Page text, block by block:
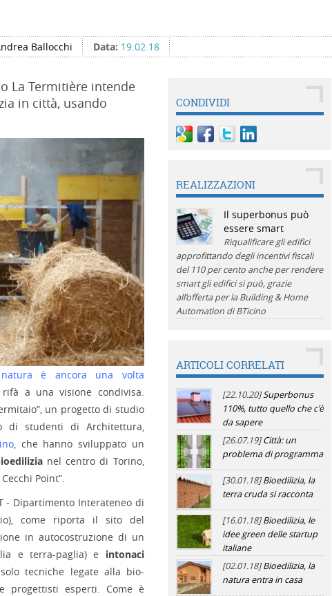
Ballocchi Data: 19.02.18
La Termitière intende
in città, usando
natura è ancora una volta
a una visione condivisa.
un progetto di studio
di studenti di Architettura,
, che hanno sviluppato un
nel centro di Torino,
Point”.
- Dipartimento Interateneo di
come riporta il sito del
in autocostruzione di un
e terra-paglia) e intonaci
tecniche legate alla bio-
progettisti esperti. Come è
CONDIVIDI
REALIZZAZIONI
Il superbonus può
essere smart
Riqualificare gli edifici
approfittando degli incentivi fiscali
del 110 per cento anche per rendere
smart gli edifici si può, grazie
all’offerta per la Building & Home
Automation di BTicino
ARTICOLI CORRELATI
[22.10.20]Superbonus
110%, tutto quello che c'è
da sapere
[26.07.19]Città: un
problema di programma
[30.01.18]Bioedilizia, la
terra cruda si racconta
[16.01.18]Bioedilizia, le
idee green delle startup
italiane
[02.01.18]Bioedilizia, la
natura entra in casa